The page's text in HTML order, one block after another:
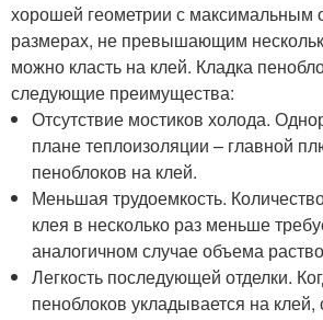
хорошей геометрии с максимальным
размерах, не превышающим
можно класть на клей. Кладка
следующие преимущества:
Отсутствие мостиков холода.
плане теплоизоляции – главной
пеноблоков на клей.
Меньшая трудоемкость.
клея в несколько раз меньше
аналогичном случае объема
Легкость последующей отделки.
пеноблоков укладывается на